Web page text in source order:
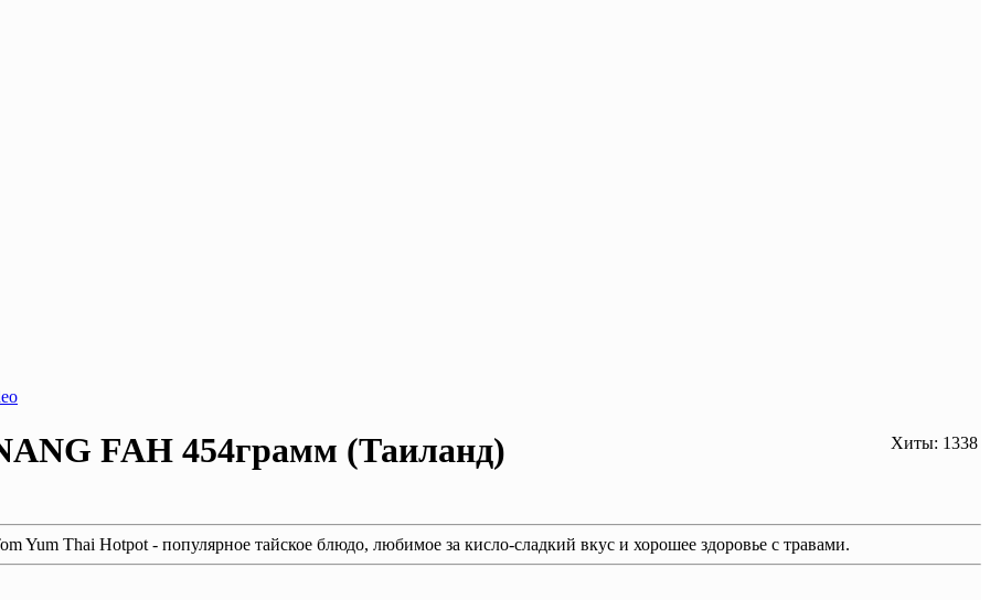
Хиты: 1338
FAH 454грамм (Таиланд)
Yum Thai Hotpot - популярное тайское блюдо, любимое за кисло-сладкий вкус и хорошее здоровье с травами.